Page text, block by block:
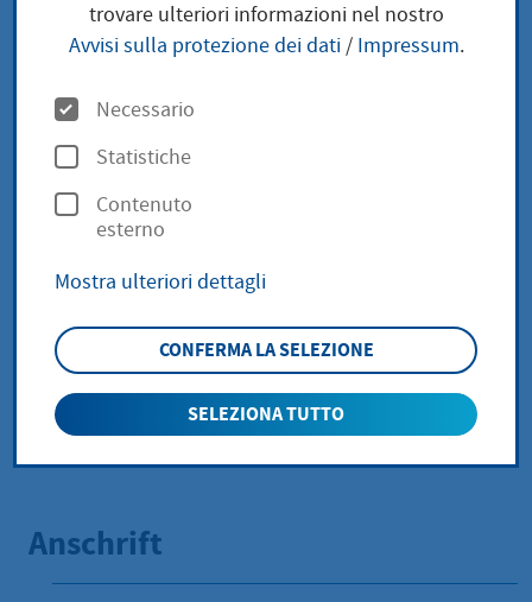
Hessisches
Ministerium der Justiz
- Anschriften und
Kontaktdaten der
Handels- und
Genossenschaftsregis
ter in Hessen finden
Sie hier
Anschrift
trovare ulteriori informazioni nel nostro
Avvisi sulla protezione dei dati/ Impressum.
O
p
z
i
n
Necessario
Statistiche
Contenuto
esterno
Mostra ulteriori dettagli
CONFERMA LA SELEZIONE
SELEZIONA TUTTO